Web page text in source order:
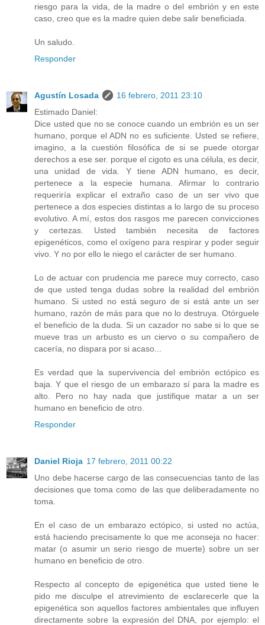
riesgo para la vida, de la madre o del embrión y en este
caso, creo que es la madre quien debe salir beneficiada.
Un saludo.
Responder
Agustín Losada
16 febrero, 2011 23:10
Estimado Daniel:
Dice usted que no se conoce cuando un embrión es un ser
humano, porque el ADN no es suficiente. Usted se refiere,
imagino, a la cuestión filosófica de si se puede otorgar
derechos a ese ser. porque el cigoto es una célula, es decir,
una unidad de vida. Y tiene ADN humano, es decir,
pertenece a la especie humana. Afirmar lo contrario
requeriría explicar el extraño caso de un ser vivo que
pertenece a dos especies distintas a lo largo de su proceso
evolutivo. A mí, estos dos rasgos me parecen convicciones
y certezas. Usted también necesita de factores
epigenéticos, como el oxígeno para respirar y poder seguir
vivo. Y no por ello le niego el carácter de ser humano.
Lo de actuar con prudencia me parece muy correcto, caso
de que usted tenga dudas sobre la realidad del embrión
humano. Si usted no está seguro de si está ante un ser
humano, razón de más para que no lo destruya. Otórguele
el beneficio de la duda. Si un cazador no sabe si lo que se
mueve tras un arbusto es un ciervo o su compañero de
cacería, no dispara por si acaso...
Es verdad que la supervivencia del embrión ectópico es
baja. Y que el riesgo de un embarazo sí para la madre es
alto. Pero no hay nada que justifique matar a un ser
humano en beneficio de otro.
Responder
Daniel Rioja 17 febrero, 2011 00:22
Uno debe hacerse cargo de las consecuencias tanto de las
decisiones que toma como de las que deliberadamente no
toma.
En el caso de un embarazo ectópico, si usted no actúa,
está haciendo precisamente lo que me aconseja no hacer:
matar (o asumir un serio riesgo de muerte) sobre un ser
humano en beneficio de otro.
Respecto al concepto de epigenética que usted tiene le
pido me disculpe el atrevimiento de esclarecerle que la
epigenética son aquellos factores ambientales que influyen
directamente sobre la expresión del DNA, por ejemplo: el